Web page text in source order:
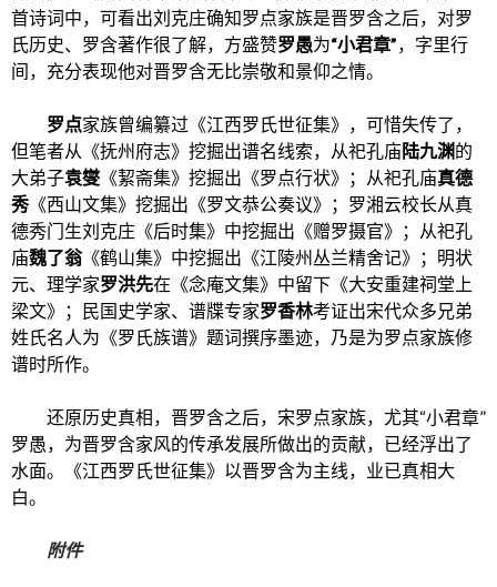
首诗词中，可看出刘克庄确知罗点家族是晋罗含之后，对罗
氏历史、罗含著作很了解，方盛赞罗愚为“小君章”，字里行
间，充分表现他对晋罗含无比崇敬和景仰之情。
罗点家族曾编纂过《江西罗氏世征集》，可惜失传了，
但笔者从《抚州府志》挖掘出谱名线索，从祀孔庙陆九渊的
大弟子袁燮 《絜斋集》挖掘出《罗点行状》；从祀孔庙真德
秀 《西山文集》挖掘出《罗文恭公奏议》；罗湘云校长从真
德秀门生刘克庄《后时集》中挖掘出《赠罗摄官》；从祀孔
庙魏了翁《鹤山集》中挖掘出《江陵州丛兰精舍记》；明状
元、理学家罗洪先在《念庵文集》中留下《大安重建祠堂上
梁文》；民国史学家、谱牒专家罗香林考证出宋代众多兄弟
姓氏名人为《罗氏族谱》题词撰序墨迹，乃是为罗点家族修
谱时所作。
还原历史真相，晋罗含之后，宋罗点家族，尤其“小君章”
罗愚，为晋罗含家风的传承发展所做出的贡献，已经浮出了
水面。《江西罗氏世征集》以晋罗含为主线，业已真相大
白。
附件